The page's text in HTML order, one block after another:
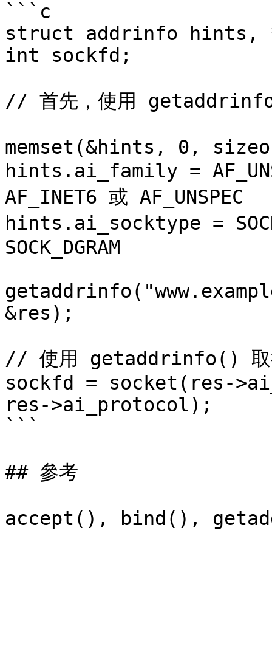
```c
struct addrinfo hints,
int sockfd;
// 首先，使用
memset(&hints, 0,
hints.ai_family =
AF_INET6 或 AF_UNSPEC
hints.ai_socktype =
SOCK_DGRAM
&res);
// 使用 getaddrinfo() 取
sockfd = socket(res-
res->ai_protocol);
```
## 參考